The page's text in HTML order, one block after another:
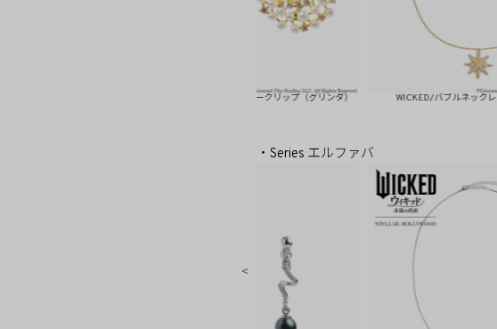
WICKED/バブルパールイヤークリップ（グリンダ） WICKED/バブルネックレス（グリンダ）
・Series エルファバ